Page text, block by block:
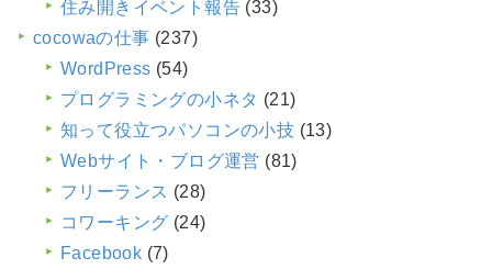
住み開きイベント報告 (33)
cocowaの仕事 (237)
WordPress (54)
プログラミングの小ネタ (21)
知って役立つパソコンの小技 (13)
Webサイト・ブログ運営 (81)
フリーランス (28)
コワーキング (24)
Facebook (7)